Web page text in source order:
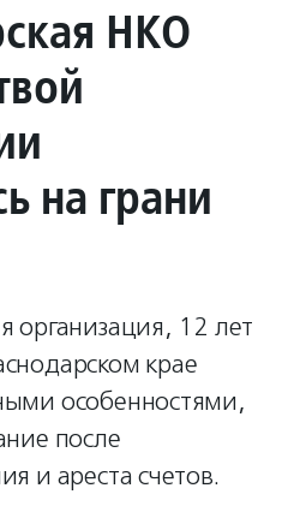
НКО
на грани
организация, 12 лет
крае
особенностями,
после
и ареста счетов.